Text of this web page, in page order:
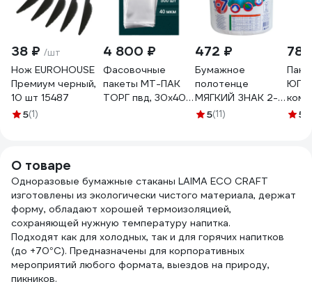
38 ₽ /шт
Нож EUROHOUSE
Премиум черный,
10 шт 15487
5(1)
4 800 ₽
Фасовочные
пакеты МТ-ПАК
ТОРГ пвд, 30x40
472 ₽
Бумажное
полотенце
МЯГКИЙ ЗНАК 2-
сл 1 рул/уп mr.big
5(11) 5
О товаре
Одноразовые бумажные стаканы LAIMA ECO CRAFT
изготовлены из экологически чистого материала, держат
форму, обладают хорошей термоизоляцией,
сохраняющей нужную температуру напитка.
Подходят как для холодных, так и для горячих напитков
(до +70°С). Предназначены для корпоративных
мероприятий любого формата, выездов на природу,
пикников.